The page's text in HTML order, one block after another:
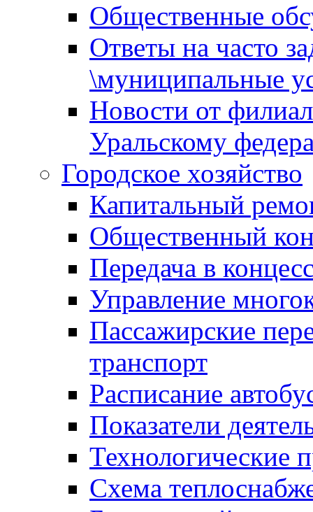
Общественные
Ответы на часто
\муниципальные
Новости от
Уральскому
Городское хозяйство
Капитальный
Общественный
Передача в
Управление
Пассажирские
транспорт
Расписание
Показатели
Технологические
Схема